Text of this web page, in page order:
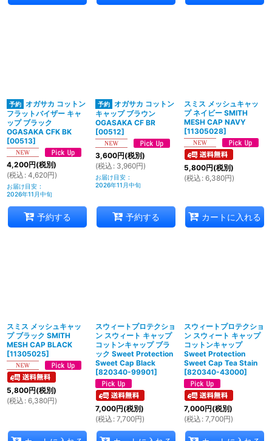
オガサカ コットン
フラットバイザー キャ
ップ ブラック
OGASAKA CFK BK
[00513]
4,200円(税別)
(税込 : 4,620円)
お届け目安 :
2026年11月中旬
予約する
オガサカ コットン
キャップ ブラウン
OGASAKA CF BR
[00512]
3,600円(税別)
(税込 : 3,960円)
お届け目安 :
2026年11月中旬
予約する
スミス メッシュキャッ
プ ネイビー SMITH
MESH CAP NAVY
[11305028]
5,800円(税別)
(税込 : 6,380円)
カートに入れる
スミス メッシュキャッ
プ ブラック SMITH
MESH CAP BLACK
[11305025]
5,800円(税別)
(税込 : 6,380円)
スウィートプロテクショ
ン スウィート キャップ
コットンキャップ ブラ
ック Sweet Protection
Sweet Cap Black
[820340-99901]
7,000円(税別)
(税込 : 7,700円)
スウィートプロテクショ
ン スウィート キャップ
コットンキャップ
Sweet Protection
Sweet Cap Tea Stain
[820340-43000]
7,000円(税別)
(税込 : 7,700円)